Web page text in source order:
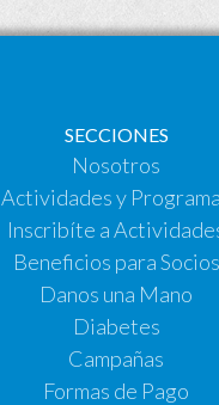
SECCIONES
Nosotros
Actividades y
Inscribíte a
Beneficios para Socios
Danos una Mano
Diabetes
Campañas
Formas de Pago